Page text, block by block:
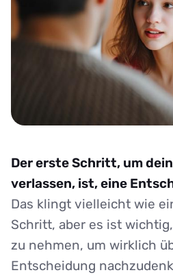
Der erste Schritt, um
verlassen, ist, eine
Das klingt vielleicht wie
Schritt, aber es ist
zu nehmen, um wirklich
Entscheidung